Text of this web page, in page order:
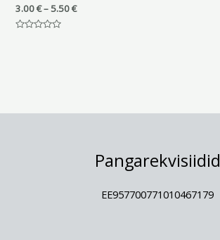
3.00€–5.50€
Pangarekvisiidid
EE957700771010467179